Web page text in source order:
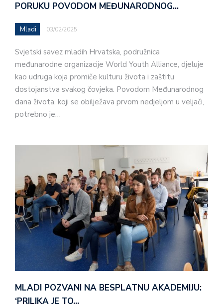
PORUKU POVODOM MEĐUNARODNOG…
Mladi 03/02/2025
Svjetski savez mladih Hrvatska, podružnica
međunarodne organizacije World Youth Alliance, djeluje
kao udruga koja promiče kulturu života i zaštitu
dostojanstva svakog čovjeka. Povodom Međunarodnog
dana života, koji se obilježava prvom nedjeljom u veljači,
potrebno je…
MLADI POZVANI NA BESPLATNU AKADEMIJU:
‘PRILIKA JE TO…